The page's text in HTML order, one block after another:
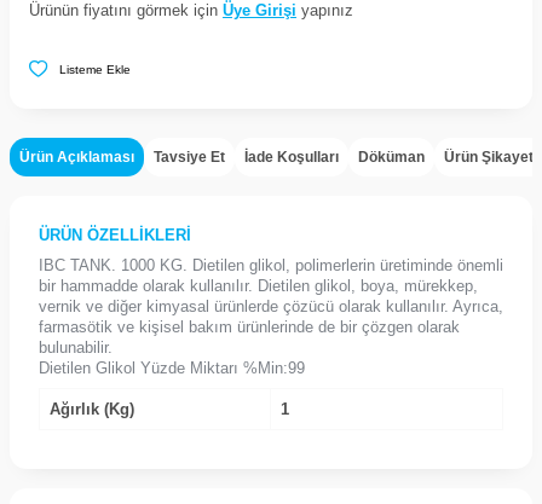
Ürünün fiyatını görmek için Üye Girişi yapınız
Listeme Ekle
Ürün Açıklaması Tavsiye Et İade Koşulları Döküman Ürün Şikayet
ÜRÜN ÖZELLİKLERİ
IBC TANK. 1000 KG. Dietilen glikol, polimerlerin üretiminde önemli
bir hammadde olarak kullanılır. Dietilen glikol, boya, mürekkep,
vernik ve diğer kimyasal ürünlerde çözücü olarak kullanılır. Ayrıca,
farmasötik ve kişisel bakım ürünlerinde de bir çözgen olarak
bulunabilir.
Dietilen Glikol Yüzde Miktarı %Min:99
Ağırlık (Kg) 1